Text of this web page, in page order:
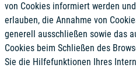
von Cookies informiert werden
erlauben, die Annahme von
generell ausschließen sowie das
Cookies beim Schließen des
Sie die Hilfefunktionen Ihres